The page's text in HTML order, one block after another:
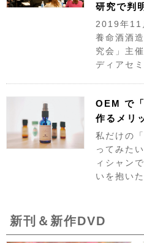
研究で判
2019年11
養命酒酒
究会」主
ディアセ
OEM で
作るメリ
私だけの
ってみた
ィシャン
いを抱い
新刊＆新作DVD